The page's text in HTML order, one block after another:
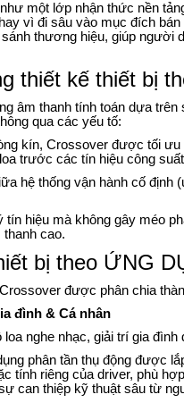
một lớp nhận thức nền
vì đi sâu vào mục đích
thương hiệu, giúp
thiết kế thiết bị
âm thanh tính toán dựa
qua các yếu tố:
kín, Crossover được tối
trước các tín hiệu công
hệ thống vận hành cố
tín hiệu mà không gây méo
cao.
bị theo ỨNG
được phân chia
đình & Cá nhân
nghe nhạc, giải trí gia đình
phân tần thụ động được
tính riêng của driver, phù
can thiệp kỹ thuật sâu từ